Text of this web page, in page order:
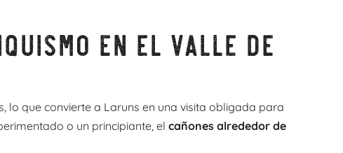
en el valle de
lo que convierte a Laruns en una visita obligada para
o un principiante, el cañones alrededor de